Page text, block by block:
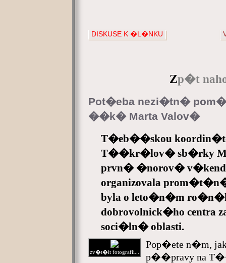
DISKUSE K �L�NKU
Zp�t
Pot�eba nezi�tn�
��k� Marta Valov�
T�eb��skou
T��kr�lov� sb�rky
prvn� �norov� v�kend
organizovala
byla o leto�n�m
dobrovolnick�ho centra
soci�ln� oblasti.
zv�t�it fotografii...
Pop�ete n�m,
p��pravy na